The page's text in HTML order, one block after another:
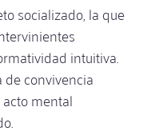
socializado, la que
intuitiva.
convivencia
mental